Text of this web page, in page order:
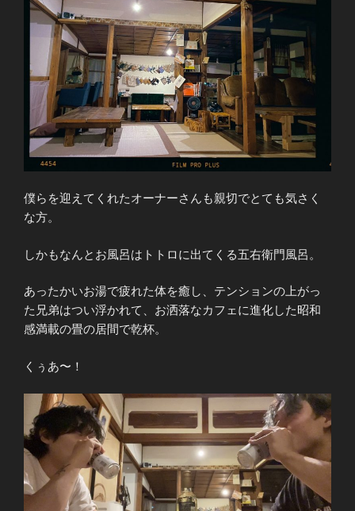
僕らを迎えてくれたオーナーさんも親切でとても気さく
な方。
しかもなんとお風呂はトトロに出てくる五右衛門風呂。
あったかいお湯で疲れた体を癒し、テンションの上がっ
た兄弟はつい浮かれて、お洒落なカフェに進化した昭和
感満載の畳の居間で乾杯。
くぅあ〜！